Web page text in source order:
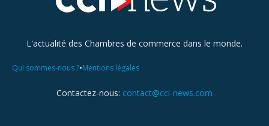
L'actualité des Chambres de commerce dans le monde.
Qui sommes-nous ?•Mentions légales
Contactez-nous: contact@cci-news.com